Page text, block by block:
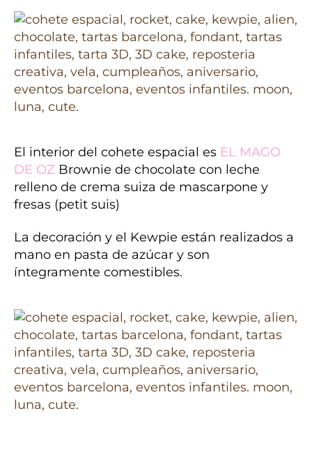
El interior del cohete espacial es EL MAGO
DE OZ Brownie de chocolate con leche
relleno de crema suiza de mascarpone y
fresas (petit suis)
La decoración y el Kewpie están realizados a
mano en pasta de azúcar y son
íntegramente comestibles.